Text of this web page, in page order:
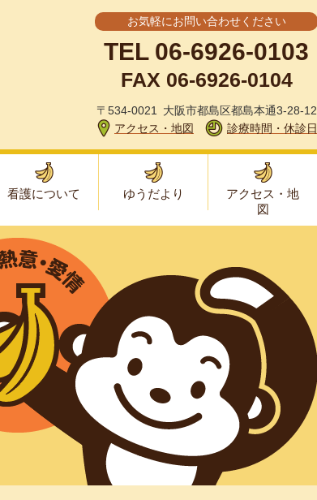
お気軽にお問い合わせください
TEL 06-6926-0103
FAX 06-6926-0104
〒534-0021 大阪市都島区都島本通3-28-12
アクセス・地図
診療時間・休診日
看護について ゆうだより
アクセス・地
図